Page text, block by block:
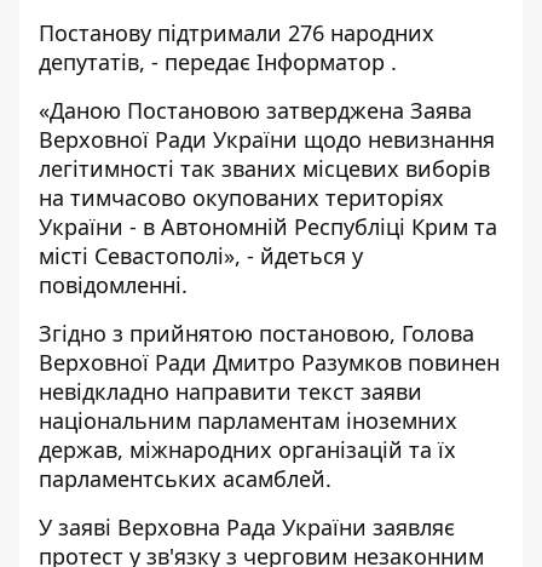
Постанову підтримали 276 народних
депутатів, - передає Інформатор .
«Даною Постановою затверджена Заява
Верховної Ради України щодо невизнання
легітимності так званих місцевих виборів
на тимчасово окупованих територіях
України - в Автономній Республіці Крим та
місті Севастополі», - йдеться у
повідомленні.
Згідно з прийнятою постановою, Голова
Верховної Ради Дмитро Разумков повинен
невідкладно направити текст заяви
національним парламентам іноземних
держав, міжнародних організацій та їх
парламентських асамблей.
У заяві Верховна Рада України заявляє
протест у зв'язку з черговим незаконним